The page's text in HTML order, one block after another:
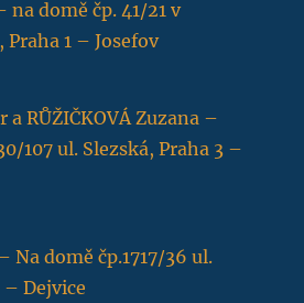
na domě čp. 41/21 v
1 – Josefov
a RŮŽIČKOVÁ Zuzana –
107 ul. Slezská, Praha 3 –
Na domě čp.1717/36 ul.
– Dejvice